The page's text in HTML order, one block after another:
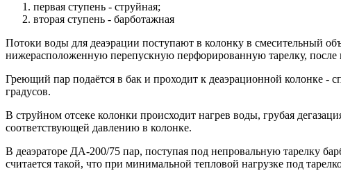
первая ступень - струйная;
вторая ступень - барботажная
Потоки воды для деаэрации поступают в колонку в смесительный
нижерасположенную перепускную перфорированную тарелку, после
Греющий пар подаётся в бак и проходит к деаэрационной колонке -
градусов.
В струйном отсеке колонки происходит нагрев воды, грубая
соответствующей давлению в колонке.
В деаэраторе ДА-200/75 пар, поступая под непровальную тарелку
считается такой, что при минимальной тепловой нагрузке под